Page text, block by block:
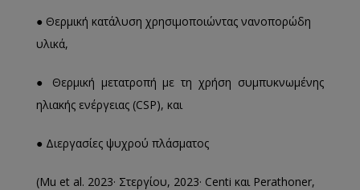
● Θερμική κατάλυση χρησιμοποιώντας νανοπορώδη
υλικά,
● Θερμική μετατροπή με τη χρήση συμπυκνωμένης
ηλιακής ενέργειας (CSP), και
● Διεργασίες ψυχρού πλάσματος
(Mu et al. 2023· Στεργίου, 2023· Centi και Perathoner,